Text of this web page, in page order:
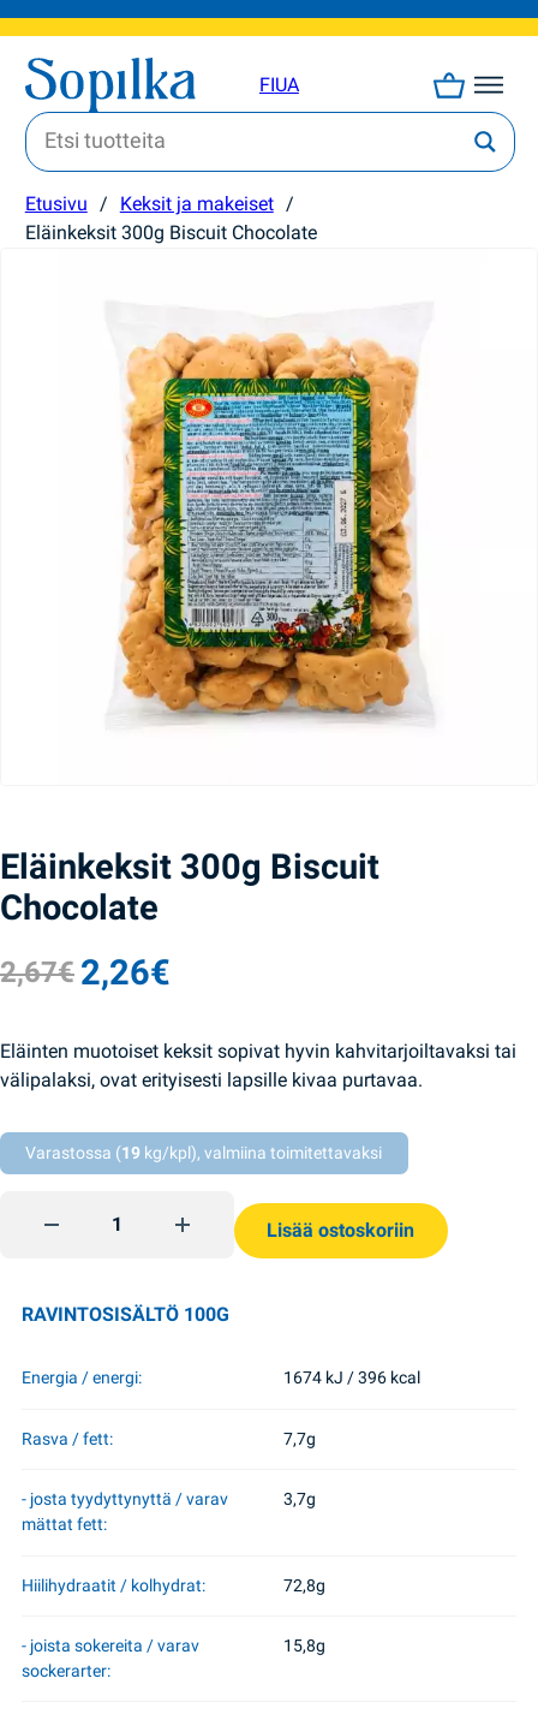
FIUA
Etusivu / Keksit ja makeiset /
Eläinkeksit 300g Biscuit Chocolate
Eläinkeksit 300g Biscuit
Chocolate
2,67€
Alkuperäinen hinta oli: 2,67€.
2,26€
Nykyinen hinta on: 2,26€.
Eläinten muotoiset keksit sopivat hyvin kahvitarjoiltavaksi tai
välipalaksi, ovat erityisesti lapsille kivaa purtavaa.
Varastossa (19 kg/kpl), valmiina toimitettavaksi
Eläinkeksit 300g Biscuit Chocolate quantity
Lisää ostoskoriin
RAVINTOSISÄLTÖ 100G
Energia / energi: 1674 kJ / 396 kcal
Rasva / fett: 7,7g
- josta tyydyttynyttä / varav
mättat fett:
3,7g
Hiilihydraatit / kolhydrat: 72,8g
- joista sokereita / varav
sockerarter:
15,8g